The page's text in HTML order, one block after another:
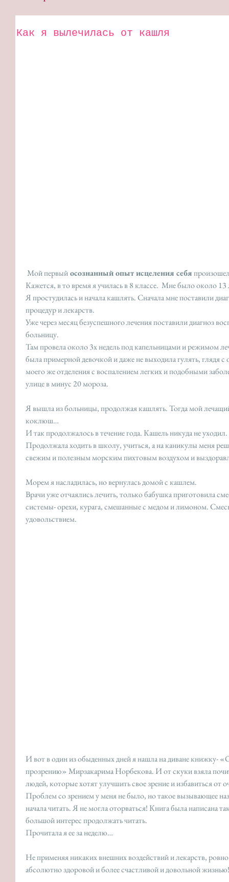
Как я вылечилась от кашля
Мой первый осознанный опыт исцеления себя
Кажется, в то время я училась в 8 классе.  Мне было около 13
Я простудилась и начала кашлять. Сначала мне поставили
процедур и лекарств.
Уже через месяц безуспешного лечения поставили диагноз
больницу.
Там провела около 3х недель под капельницами и режимом
была примерной девочкой и даже не выходила гулять, глядя
моего же отделения с воспалением легких и подобными
улице в минус 20 мороза.
Я вышла из больницы, продолжая кашлять. Тогда мой
коклюш…
И так продолжалось в течение года. Кашель никуда не уходил.
Продолжала ходить в школу, учиться, а на каникулы меня
свежим и полезным морским пихтовым воздухом и
Морем я насладилась, но вернулась домой с кашлем.
Врачи уже отчаялись лечить, только бабушка приготовила
системы- орехи, курага, смешанные с медом и лимоном.
удовольствием.
И вот в один из обыденных дней я нашла на диване книжку-
прозрению» Мирзакарима Норбекова. И от скуки взяла
людей, которые хотят улучшить свое зрение и избавиться от
Проблем со зрением у меня не было, но такое вызывающее
начала читать. Я не могла оторваться! Книга была написана
большой интерес продолжать читать.
Прочитала я ее за неделю…
Не применяя никаких внешних воздействий и лекарств,
абсолютно здоровой и более счастливой и довольной жизнью!